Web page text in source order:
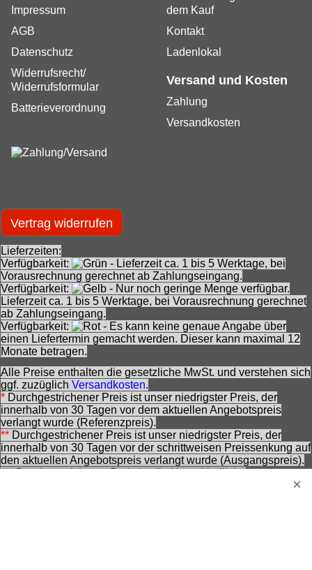
dem Kauf
Kontakt
Ladenlokal
Impressum
AGB
Datenschutz
Widerrufsrecht/
Widerrufsformular
Batterieverordnung
Versand und Kosten
Zahlung
Versandkosten
Vertrag widerrufen
Lieferzeiten:
Verfügbarkeit:
- Lieferzeit ca. 1 bis 5 Werktage, bei
Vorausrechnung gerechnet ab Zahlungseingang.
Verfügbarkeit:
- Nur noch geringe Menge verfügbar.
Lieferzeit ca. 1 bis 5 Werktage, bei Vorausrechnung gerechnet
ab Zahlungseingang.
Verfügbarkeit:
- Es kann keine genaue Angabe über
einen Liefertermin gemacht werden. Dieser kann maximal 12
Monate betragen.
Alle Preise enthalten die gesetzliche MwSt. und verstehen sich
ggf. zuzüglich Versandkosten.
* Durchgestrichener Preis ist unser niedrigster Preis, der
innerhalb von 30 Tagen vor dem aktuellen Angebotspreis
verlangt wurde (Referenzpreis).
** Durchgestrichener Preis ist unser niedrigster Preis, der
innerhalb von 30 Tagen vor der schrittweisen Preissenkung auf
den aktuellen Angebotspreis verlangt wurde (Ausgangspreis).
***Durchgestrichener Preis ist die Unverbindliche
Preisempfehlung des Herstellers zzt. der Angebotserstellung.